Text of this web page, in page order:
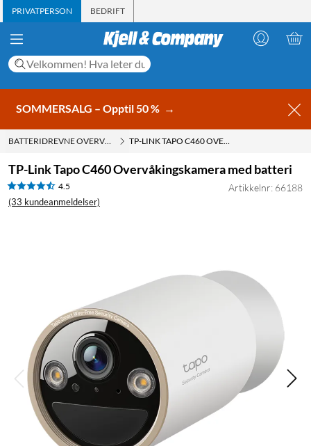
PRIVATPERSON BEDRIFT
SOMMERSALG – Opptil 50 % →
BATTERIDREVNE OVERVÅKINGSKAMERAER TP-LINK TAPO C460 OVERVÅKINGSKAMERA MED BATTERI
TP-Link Tapo C460 Overvåkingskamera med batteri
4.5
(33 kundeanmeldelser)
Artikkelnr: 66188